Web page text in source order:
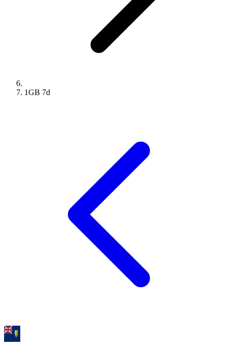
1GB 7d